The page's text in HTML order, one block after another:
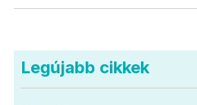
Legújabb cikkek